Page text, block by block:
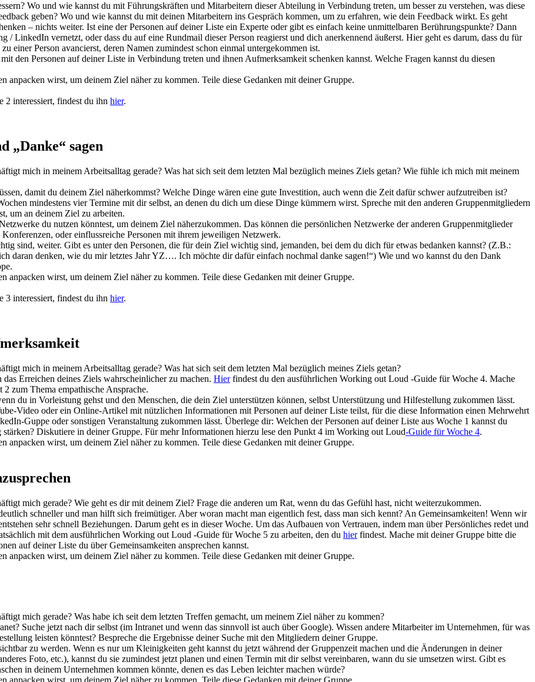
Wo und wie kannst du mit Führungskräften und Mitarbeitern dieser Abteilung in Verbindung treten, um besser zu verstehen, was diese
geben? Wo und wie kannst du mit deinen Mitarbeitern ins Gespräch kommen, um zu erfahren, wie dein Feedback wirkt. Es geht
– nichts weiter. Ist eine der Personen auf deiner Liste ein Experte oder gibt es einfach keine unmittelbaren Berührungspunkte? Dann
/ LinkedIn vernetzt, oder dass du auf eine Rundmail dieser Person reagierst und dich anerkennend äußerst. Hier geht es darum, dass du für
einer Person avancierst, deren Namen zumindest schon einmal untergekommen ist.
den Personen auf deiner Liste in Verbindung treten und ihnen Aufmerksamkeit schenken kannst. Welche Fragen kannst du diesen
anpacken wirst, um deinem Ziel näher zu kommen. Teile diese Gedanken mit deiner Gruppe.
interessiert, findest du ihn hier.
„Danke“ sagen
mich in meinem Arbeitsalltag gerade? Was hat sich seit dem letzten Mal bezüglich meines Ziels getan? Wie fühle ich mich mit meinem
damit du deinem Ziel näherkommst? Welche Dinge wären eine gute Investition, auch wenn die Zeit dafür schwer aufzutreiben ist?
mindestens vier Termine mit dir selbst, an denen du dich um diese Dinge kümmern wirst. Spreche mit den anderen Gruppenmitgliedern
um an deinem Ziel zu arbeiten.
du nutzen könntest, um deinem Ziel näherzukommen. Das können die persönlichen Netzwerke der anderen Gruppenmitglieder
oder einflussreiche Personen mit ihrem jeweiligen Netzwerk.
sind, weiter. Gibt es unter den Personen, die für dein Ziel wichtig sind, jemanden, bei dem du dich für etwas bedanken kannst? (Z.B.:
daran denken, wie du mir letztes Jahr YZ…. Ich möchte dir dafür einfach nochmal danke sagen!“) Wie und wo kannst du den Dank
anpacken wirst, um deinem Ziel näher zu kommen. Teile diese Gedanken mit deiner Gruppe.
interessiert, findest du ihn hier.
mich in meinem Arbeitsalltag gerade? Was hat sich seit dem letzten Mal bezüglich meines Ziels getan?
Erreichen deines Ziels wahrscheinlicher zu machen. Hierfindest du den ausführlichen Working out Loud -Guide für Woche 4. Mache
zum Thema empathische Ansprache.
du in Vorleistung gehst und den Menschen, die dein Ziel unterstützen können, selbst Unterstützung und Hilfestellung zukommen lässt.
Video oder ein Online-Artikel mit nützlichen Informationen mit Personen auf deiner Liste teilst, für die diese Information einen Mehrwehrt
Guppe oder sonstigen Veranstaltung zukommen lässt. Überlege dir: Welchen der Personen auf deiner Liste aus Woche 1 kannst du
Diskutiere in deiner Gruppe. Für mehr Informationen hierzu lese den Punkt 4 im Working out Loud-Guide für Woche 4.
anpacken wirst, um deinem Ziel näher zu kommen. Teile diese Gedanken mit deiner Gruppe.
mich gerade? Wie geht es dir mit deinem Ziel? Frage die anderen um Rat, wenn du das Gefühl hast, nicht weiterzukommen.
schneller und man hilft sich freimütiger. Aber woran macht man eigentlich fest, dass man sich kennt? An Gemeinsamkeiten! Wenn wir
sehr schnell Beziehungen. Darum geht es in dieser Woche. Um das Aufbauen von Vertrauen, indem man über Persönliches redet und
mit dem ausführlichen Working out Loud -Guide für Woche 5 zu arbeiten, den du hierfindest. Mache mit deiner Gruppe bitte die
auf deiner Liste du über Gemeinsamkeiten ansprechen kannst.
anpacken wirst, um deinem Ziel näher zu kommen. Teile diese Gedanken mit deiner Gruppe.
mich gerade? Was habe ich seit dem letzten Treffen gemacht, um meinem Ziel näher zu kommen?
Suche jetzt nach dir selbst (im Intranet und wenn das sinnvoll ist auch über Google). Wissen andere Mitarbeiter im Unternehmen, für was
leisten könntest? Bespreche die Ergebnisse deiner Suche mit den Mitgliedern deiner Gruppe.
zu werden. Wenn es nur um Kleinigkeiten geht kannst du jetzt während der Gruppenzeit machen und die Änderungen in deiner
Foto, etc.), kannst du sie zumindest jetzt planen und einen Termin mit dir selbst vereinbaren, wann du sie umsetzen wirst. Gibt es
in deinem Unternehmen kommen könnte, denen es das Leben leichter machen würde?
anpacken wirst, um deinem Ziel näher zu kommen. Teile diese Gedanken mit deiner Gruppe.